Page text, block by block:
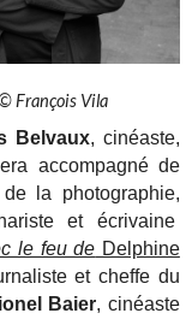
François Vila
Belvaux, cinéaste,
accompagné de
la photographie,
et écrivaine
le feu de Delphine
et cheffe du
Baier, cinéaste